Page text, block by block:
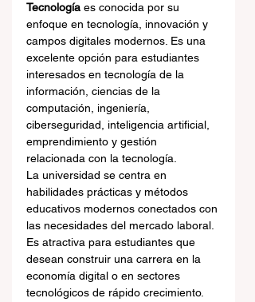
Tecnología es conocida por su
enfoque en tecnología, innovación y
campos digitales modernos. Es una
excelente opción para estudiantes
interesados en tecnología de la
información, ciencias de la
computación, ingeniería,
ciberseguridad, inteligencia artificial,
emprendimiento y gestión
relacionada con la tecnología.
La universidad se centra en
habilidades prácticas y métodos
educativos modernos conectados con
las necesidades del mercado laboral.
Es atractiva para estudiantes que
desean construir una carrera en la
economía digital o en sectores
tecnológicos de rápido crecimiento.